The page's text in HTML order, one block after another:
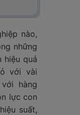
nào,
những
quả
với vài
hàng
lực con
suất,